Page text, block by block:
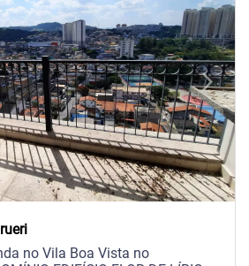
arrow_forward_iosNext
no Vila Boa Vista no